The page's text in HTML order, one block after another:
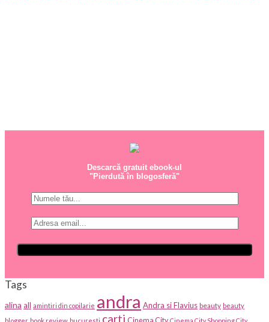
Descarcă gratuit ebook-ul
"Pierdută în blogosferă"
Tags
alina all amintiri din copilarie andra Andra si Flavius beauty beauty
carti